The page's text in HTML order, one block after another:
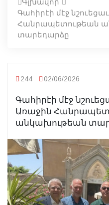
Գահիրէի մէջ
Հանրապետութեան
տարեդարձը
244 02/06/2026
Գահիրէի մէջ
Առաջին
անկախութեան